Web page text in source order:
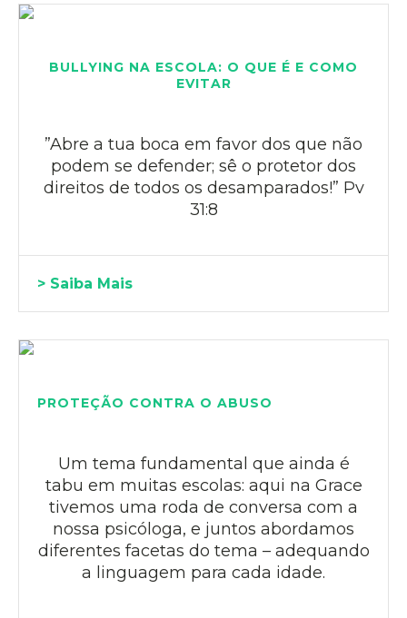
BULLYING NA ESCOLA: O QUE É E COMO
EVITAR
”Abre a tua boca em favor dos que não
podem se defender; sê o protetor dos
direitos de todos os desamparados!” Pv
31:8
> Saiba Mais
PROTEÇÃO CONTRA O ABUSO
Um tema fundamental que ainda é
tabu em muitas escolas: aqui na Grace
tivemos uma roda de conversa com a
nossa psicóloga, e juntos abordamos
diferentes facetas do tema – adequando
a linguagem para cada idade.